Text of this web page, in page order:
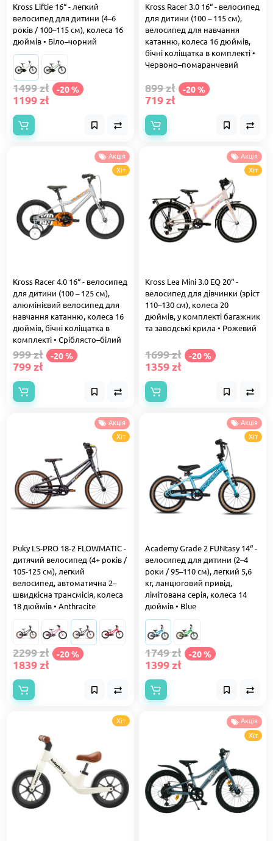
Kross Liftie 16“ - легкий
велосипед для дитини (4–6
років / 100–115 см), колеса 16
дюймів • Біло–чорний
1499 zł -20 %
1199 zł
Kross Racer 3.0 16“ - велосипед
для дитини (100 – 115 см),
велосипед для навчання
катанню, колеса 16 дюймів,
бічні коліщатка в комплекті •
Червоно–помаранчевий
899 zł -20 %
719 zł
Акція
Хіт
Kross Racer 4.0 16“ - велосипед
для дитини (100 – 125 см),
алюмінієвий велосипед для
навчання катанню, колеса 16
дюймів, бічні коліщатка в
комплекті • Сріблясто–білий
999 zł -20 %
799 zł
Акція
Хіт
Kross Lea Mini 3.0 EQ 20“ -
велосипед для дівчинки (зріст
110–130 см), колеса 20
дюймів, у комплекті багажник
та заводські крила • Рожевий
1699 zł -20 %
1359 zł
Акція
Хіт
Puky LS-PRO 18-2 FLOWMATIC -
дитячий велосипед (4+ років /
105-125 см), легкий
велосипед, автоматична 2–
швидкісна трансмісія, колеса
18 дюймів • Anthracite
2299 zł -20 %
1839 zł
Акція
Хіт
Academy Grade 2 FUNtasy 14“ -
велосипед для дитини (2–4
роки / 95–110 см), легкий 5,6
кг, ланцюговий привід,
лімітована серія, колеса 14
дюймів • Blue
1749 zł -20 %
1399 zł
Хіт
Акція
Хіт